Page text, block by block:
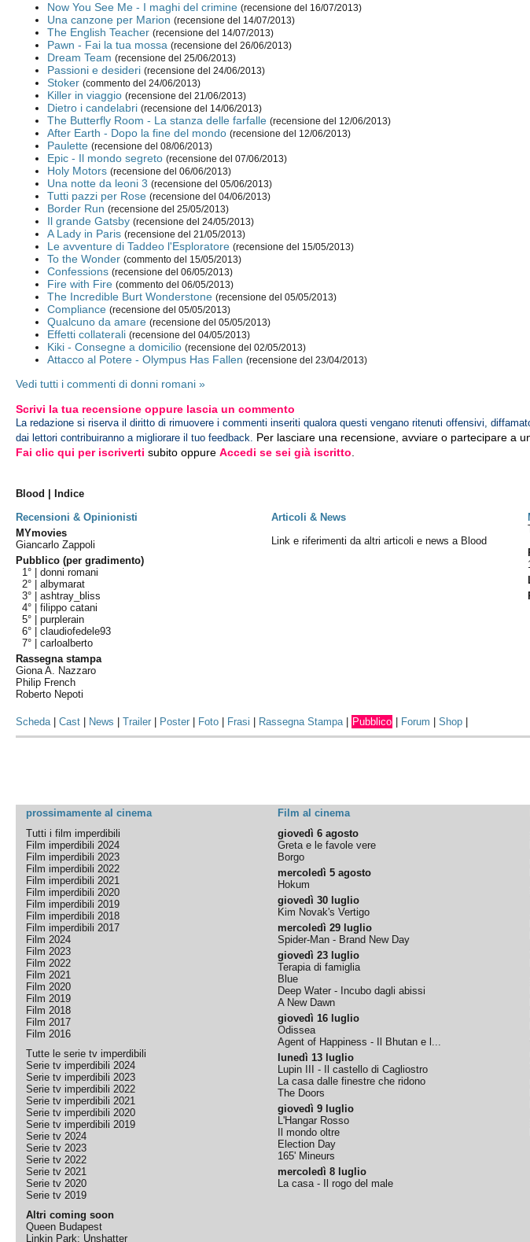
Now You See Me - I maghi del crimine (recensione del 16/07/2013)
Una canzone per Marion (recensione del 14/07/2013)
The English Teacher (recensione del 14/07/2013)
Pawn - Fai la tua mossa (recensione del 26/06/2013)
Dream Team (recensione del 25/06/2013)
Passioni e desideri (recensione del 24/06/2013)
Stoker (commento del 24/06/2013)
Killer in viaggio (recensione del 21/06/2013)
Dietro i candelabri (recensione del 14/06/2013)
The Butterfly Room - La stanza delle farfalle (recensione del 12/06/2013)
After Earth - Dopo la fine del mondo (recensione del 12/06/2013)
Paulette (recensione del 08/06/2013)
Epic - Il mondo segreto (recensione del 07/06/2013)
Holy Motors (recensione del 06/06/2013)
Una notte da leoni 3 (recensione del 05/06/2013)
Tutti pazzi per Rose (recensione del 04/06/2013)
Border Run (recensione del 25/05/2013)
Il grande Gatsby (recensione del 24/05/2013)
A Lady in Paris (recensione del 21/05/2013)
Le avventure di Taddeo l'Esploratore (recensione del 15/05/2013)
To the Wonder (commento del 15/05/2013)
Confessions (recensione del 06/05/2013)
Fire with Fire (commento del 06/05/2013)
The Incredible Burt Wonderstone (recensione del 05/05/2013)
Compliance (recensione del 05/05/2013)
Qualcuno da amare (recensione del 05/05/2013)
Effetti collaterali (recensione del 04/05/2013)
Kiki - Consegne a domicilio (recensione del 02/05/2013)
Attacco al Potere - Olympus Has Fallen (recensione del 23/04/2013)
Vedi tutti i commenti di donni romani »
Scrivi la tua recensione oppure lascia un commento
La redazione si riserva il diritto di rimuovere i commenti inseriti qualora questi vengano ritenuti offensivi,
dai lettori contribuiranno a migliorare il tuo feedback. Per lasciare una recensione, avviare o partecipare a
Fai clic qui per iscriverti subito oppureAccedi se sei già iscritto
Blood | Indice
Recensioni & Opinionisti
Articoli & News
MYmovies
Giancarlo Zappoli
Pubblico (per gradimento)
1° |donni romani
2° |albymarat
3° |ashtray_bliss
4° |filippo catani
5° |purplerain
6° |claudiofedele93
7° |carloalberto
Rassegna stampa
Giona A. Nazzaro
Philip French
Roberto Nepoti
Link e riferimenti da altri articoli e news a Blood
Scheda|Cast News |Trailer Poster Foto Frasi Rassegna Stampa| Pubblico Forum |Shop
prossimamente al cinema Film al cinema
Tutti i film imperdibili
Film imperdibili 2024
Film imperdibili 2023
Film imperdibili 2022
Film imperdibili 2021
Film imperdibili 2020
Film imperdibili 2019
Film imperdibili 2018
Film imperdibili 2017
Film 2024
Film 2023
Film 2022
Film 2021
Film 2020
Film 2019
Film 2018
Film 2017
Film 2016
Tutte le serie tv imperdibili
Serie tv imperdibili 2024
Serie tv imperdibili 2023
Serie tv imperdibili 2022
Serie tv imperdibili 2021
Serie tv imperdibili 2020
Serie tv imperdibili 2019
Serie tv 2024
Serie tv 2023
Serie tv 2022
Serie tv 2021
Serie tv 2020
Serie tv 2019
Altri coming soon
Queen Budapest
Linkin Park: Unshatter
giovedì 6 agosto
Greta e le favole vere
Borgo
mercoledì 5 agosto
Hokum
giovedì 30 luglio
Kim Novak's Vertigo
mercoledì 29 luglio
Spider-Man - Brand New Day
giovedì 23 luglio
Terapia di famiglia
Blue
Deep Water - Incubo dagli abissi
A New Dawn
giovedì 16 luglio
Odissea
Agent of Happiness - Il Bhutan e l...
lunedì 13 luglio
Lupin III - Il castello di Cagliostro
La casa dalle finestre che ridono
The Doors
giovedì 9 luglio
L'Hangar Rosso
Il mondo oltre
Election Day
165' Mineurs
mercoledì 8 luglio
La casa - Il rogo del male